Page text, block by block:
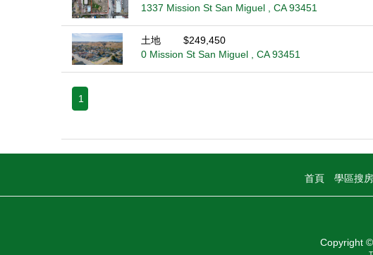
1337 Mission St San Miguel , CA 93451
土地
$249,450
0 Mission St San Miguel , CA 93451
1
首頁 學區搜房
Copyright